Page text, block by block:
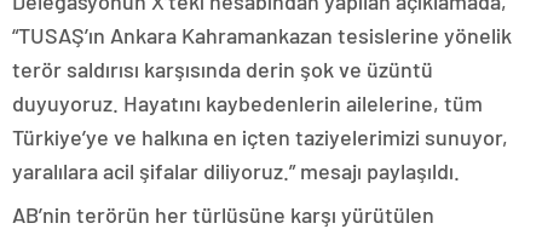
“TUSAŞ’ın Ankara Kahramankazan tesislerine yönelik
terör saldırısı karşısında derin şok ve üzüntü
duyuyoruz. Hayatını kaybedenlerin ailelerine, tüm
Türkiye’ye ve halkına en içten taziyelerimizi sunuyor,
yaralılara acil şifalar diliyoruz.” mesajı paylaşıldı.
AB’nin terörün her türlüsüne karşı yürütülen